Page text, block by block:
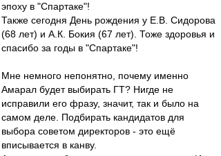
эпоху в "Спартаке"!
Также сегодня День рождения у Е.В. Сидорова
(68 лет) и А.К. Бокия (67 лет). Тоже здоровья и
спасибо за годы в "Спартаке"!
Мне немного непонятно, почему именно
Амарал будет выбирать ГТ? Нигде не
исправили его фразу, значит, так и было на
самом деле. Подбирать кандидатов для
выбора советом директоров - это ещё
вписывается в канву.